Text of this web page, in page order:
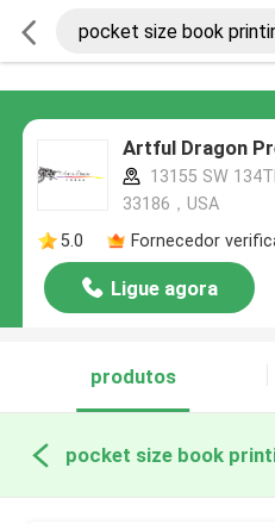
Artful Dragon
13155 SW
33186，USA
5.0
Fornecedor
Ligue agora
produtos